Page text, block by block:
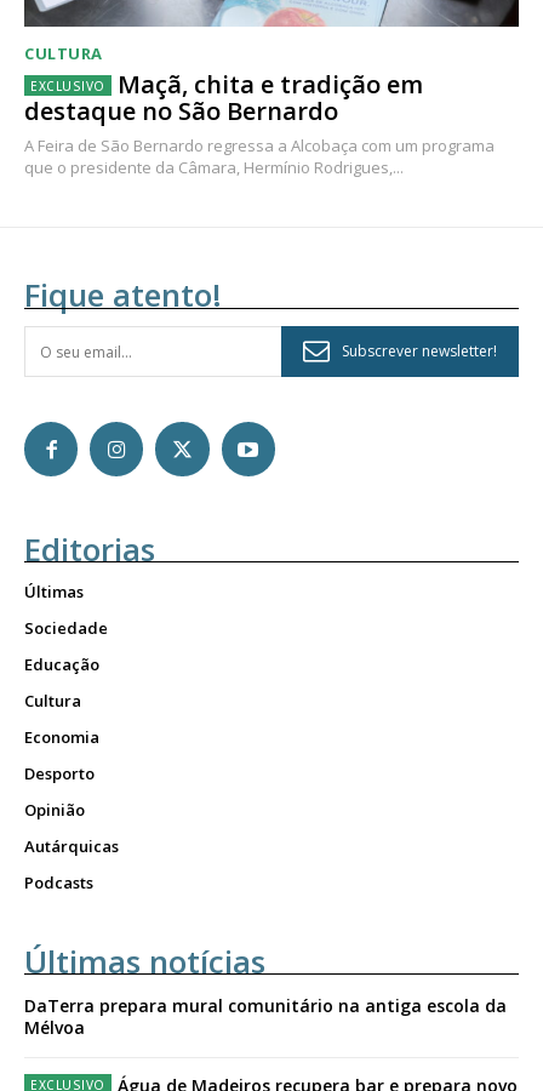
CULTURA
Maçã, chita e tradição em
destaque no São Bernardo
A Feira de São Bernardo regressa a Alcobaça com um programa
que o presidente da Câmara, Hermínio Rodrigues,...
Fique atento!
Subscrever newsletter!
Editorias
Últimas
Sociedade
Educação
Cultura
Economia
Desporto
Opinião
Autárquicas
Podcasts
Últimas notícias
DaTerra prepara mural comunitário na antiga escola da
Mélvoa
Água de Madeiros recupera bar e prepara novo